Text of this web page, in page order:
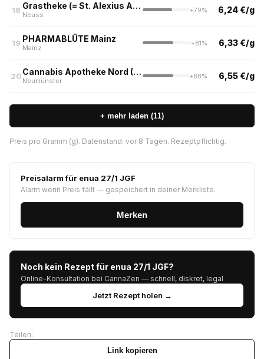
18 Grastheke (= St. Alexius Apotheke)
Neuss
+79% 6,24 €/g
19 PHARMABLÜTE Mainz
Mainz
+81% 6,33 €/g
20 Cannabis Apotheke Nord (Ring Apotheke)
Neumünster
+88% 6,55 €/g
+ mehr laden (11)
Preis pro Gramm (g). Datenstand: vor 8 Tagen. Rezeptpflichtig.
Preisalarm für enua 27/1 JGF
Alarm wenn Preis fällt — gespeichert in deiner Merkliste.
Merken
Noch kein Rezept für enua 27/1 JGF?
Online-Konsultation bei CannaZen — schnell, diskret, legal
Jetzt Rezept holen →
Teilen:
Link kopieren